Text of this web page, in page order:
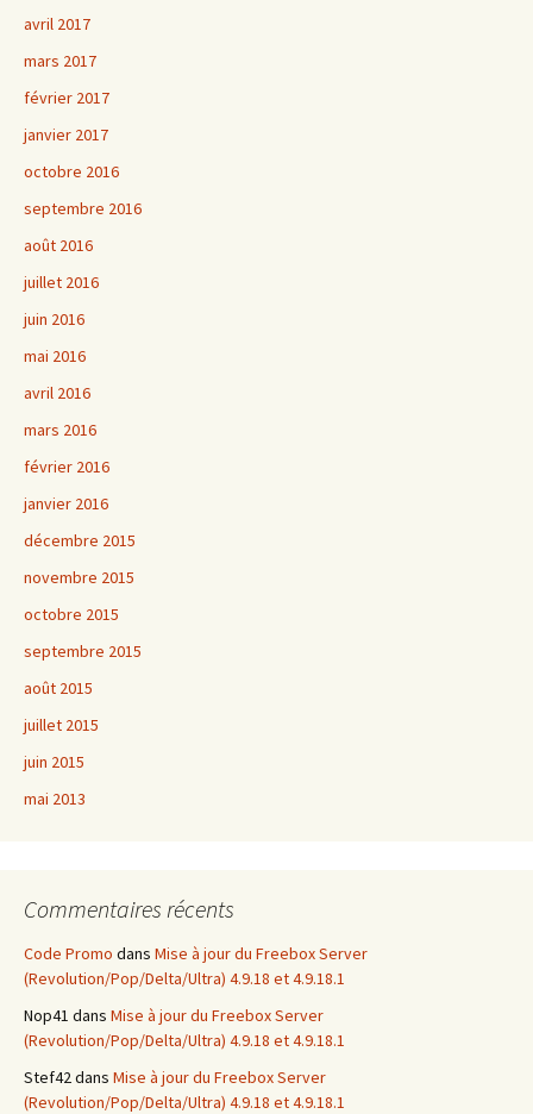
avril 2017
mars 2017
février 2017
janvier 2017
octobre 2016
septembre 2016
août 2016
juillet 2016
juin 2016
mai 2016
avril 2016
mars 2016
février 2016
janvier 2016
décembre 2015
novembre 2015
octobre 2015
septembre 2015
août 2015
juillet 2015
juin 2015
mai 2013
Commentaires récents
Code Promo dans Mise à jour du Freebox Server
(Revolution/Pop/Delta/Ultra) 4.9.18 et 4.9.18.1
Nop41 dans Mise à jour du Freebox Server
(Revolution/Pop/Delta/Ultra) 4.9.18 et 4.9.18.1
Stef42dans Mise à jour du Freebox Server
(Revolution/Pop/Delta/Ultra) 4.9.18 et 4.9.18.1